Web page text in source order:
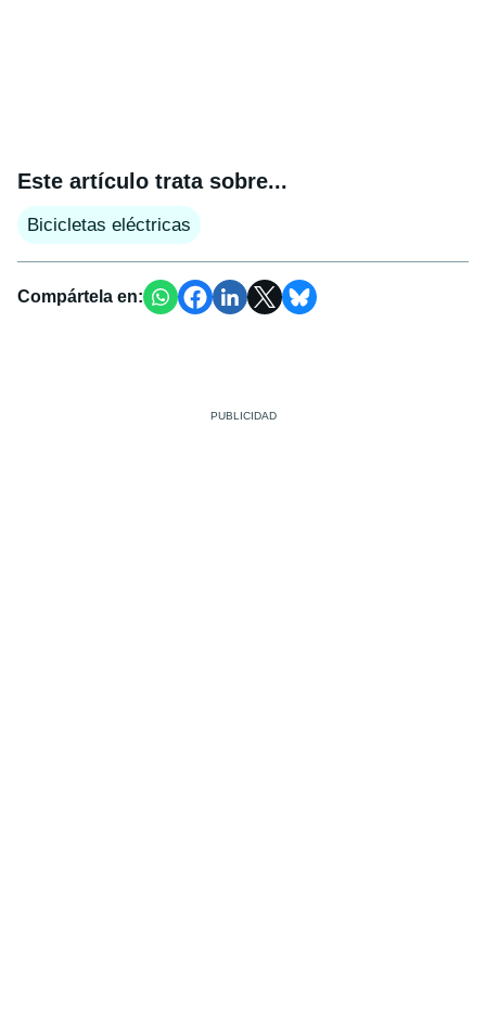
Este artículo trata sobre...
Bicicletas eléctricas
Compártela en: